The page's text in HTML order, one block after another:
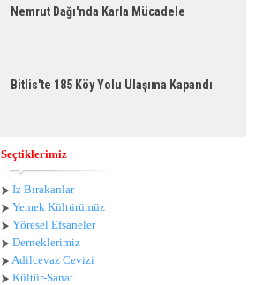
Nemrut Dağı'nda Karla Mücadele
Bitlis'te 185 Köy Yolu Ulaşıma Kapandı
Seçtiklerimiz
İz Bırakanlar
Yemek Kültürümüz
Yöresel Efsaneler
Derneklerimiz
Adilcevaz Cevizi
Kültür-Sanat